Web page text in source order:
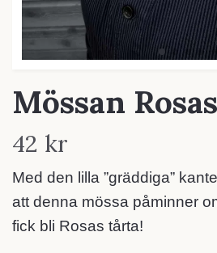
Mössan
42 kr
Med den lilla ”gräddiga”
att denna mössa påminner
fick bli Rosas tårta!